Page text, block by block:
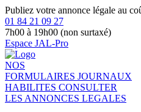
Publiez votre annonce légale au
01 84 21 09 27
7h00 à 19h00 (non surtaxé)
Espace JAL-Pro
NOS
FORMULAIRES JOURNAUX
HABILITES CONSULTER
LES ANNONCES LEGALES